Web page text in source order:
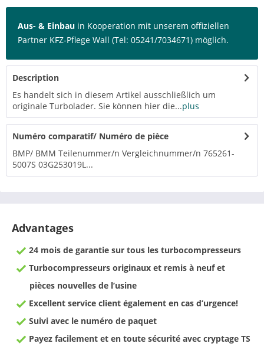
Aus- & Einbau in Kooperation mit unserem offiziellen
Partner KFZ-Pflege Wall (Tel: 05241/7034671) möglich.
Description
Es handelt sich in diesem Artikel ausschließlich um
originale Turbolader. Sie können hier die...plus
Numéro comparatif/ Numéro de pièce
BMP/ BMM Teilenummer/n Vergleichnummer/n 765261-
5007S 03G253019L...
Advantages
24 mois de garantie sur tous les turbocompresseurs
Turbocompresseurs originaux et remis à neuf et
pièces nouvelles de l’usine
Excellent service client également en cas d’urgence!
Suivi avec le numéro de paquet
Payez facilement et en toute sécurité avec cryptage TS